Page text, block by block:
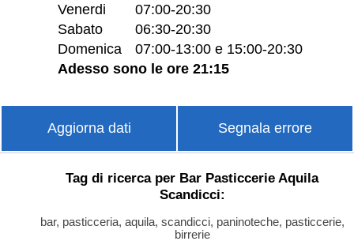
Venerdi
07:00-20:30
Sabato
06:30-20:30
Domenica
07:00-13:00 e 15:00-20:30
Adesso sono le ore 21:15
Aggiorna dati Segnala errore
Tag di ricerca per Bar Pasticcerie Aquila
Scandicci:
bar, pasticceria, aquila, scandicci, paninoteche, pasticcerie,
birrerie